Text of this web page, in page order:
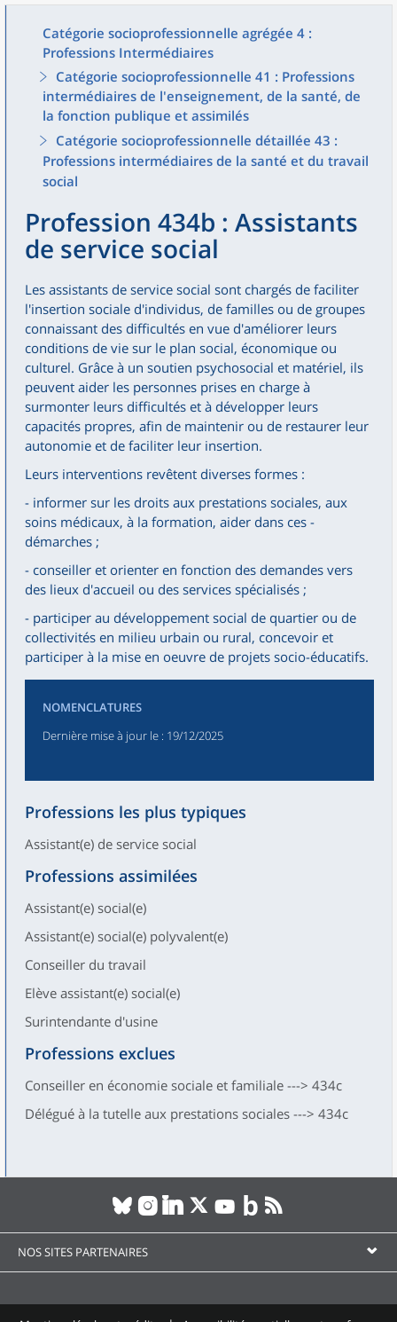
Catégorie socioprofessionnelle agrégée 4 :
Professions Intermédiaires
Catégorie socioprofessionnelle 41 : Professions
intermédiaires de l'enseignement, de la santé, de
la fonction publique et assimilés
Catégorie socioprofessionnelle détaillée 43 :
Professions intermédiaires de la santé et du travail
social
Profession 434b : Assistants
de service social
Les assistants de service social sont chargés de faciliter
l'insertion sociale d'individus, de familles ou de groupes
connaissant des difficultés en vue d'améliorer leurs
conditions de vie sur le plan social, économique ou
culturel. Grâce à un soutien psychosocial et matériel, ils
peuvent aider les personnes prises en charge à
surmonter leurs difficultés et à développer leurs
capacités propres, afin de maintenir ou de restaurer leur
autonomie et de faciliter leur insertion.
Leurs interventions revêtent diverses formes :
- informer sur les droits aux prestations sociales, aux
soins médicaux, à la formation, aider dans ces -
démarches ;
- conseiller et orienter en fonction des demandes vers
des lieux d'accueil ou des services spécialisés ;
- participer au développement social de quartier ou de
collectivités en milieu urbain ou rural, concevoir et
participer à la mise en oeuvre de projets socio-éducatifs.
NOMENCLATURES
Dernière mise à jour le : 19/12/2025
Professions les plus typiques
Assistant(e) de service social
Professions assimilées
Assistant(e) social(e)
Assistant(e) social(e) polyvalent(e)
Conseiller du travail
Elève assistant(e) social(e)
Surintendante d'usine
Professions exclues
Conseiller en économie sociale et familiale ---> 434c
Délégué à la tutelle aux prestations sociales ---> 434c
NOS SITES PARTENAIRES